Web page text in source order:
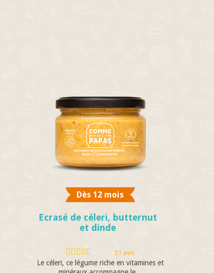
Dès 12 mois
Ecrasé de céleri, butternut
et dinde
31 avis
Le céleri, ce légume riche en vitamines et